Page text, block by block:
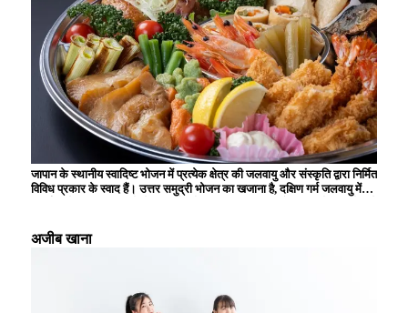
जापान के स्थानीय स्वादिष्ट भोजन में प्रत्येक क्षेत्र की जलवायु और संस्कृति द्वारा निर्मित
विविध प्रकार के स्वाद हैं। उत्तर समुद्री भोजन का खजाना है, दक्षिण गर्म जलवायु में
जिनका स्वाद केवल स्थानीय स्तर पर ही लिया जा सकता है, जैसे होक्काइडो से चंगेज
खान, क्योटो से उबला हुआ टोफू, और हिरोशिमा से ओकोनोमियाकी। ये स्थानीय
अजीब खाना